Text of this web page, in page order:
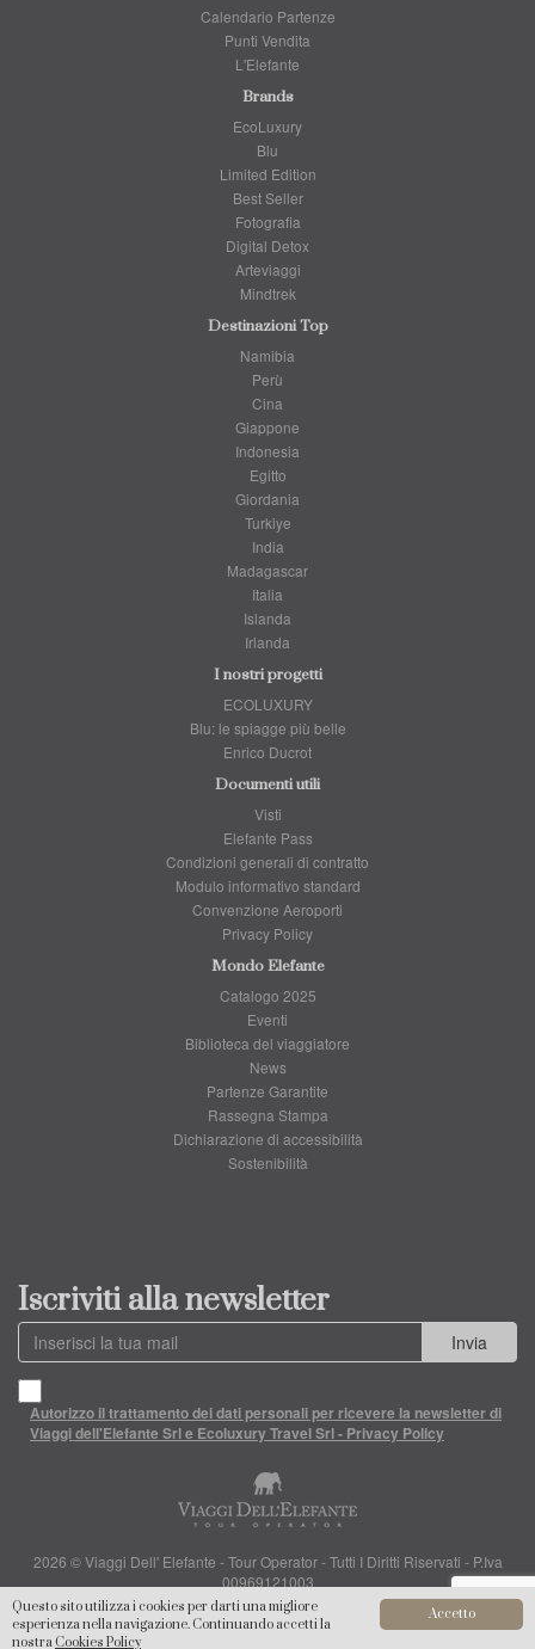
Accetto
Questo sito utilizza i cookies per darti una migliore
esperienza nella navigazione. Continuando accetti la
nostraCookies Policy
Calendario Partenze
Punti Vendita
L'Elefante
Brands
EcoLuxury
Blu
Limited Edition
Best Seller
Fotografia
Digital Detox
Arteviaggi
Mindtrek
Destinazioni Top
Namibia
Perù
Cina
Giappone
Indonesia
Egitto
Giordania
Turkiye
India
Madagascar
Italia
Islanda
Irlanda
I nostri progetti
ECOLUXURY
Blu: le spiagge più belle
Enrico Ducrot
Documenti utili
Visti
Elefante Pass
Condizioni generali di contratto
Modulo informativo standard
Convenzione Aeroporti
Privacy Policy
Mondo Elefante
Catalogo 2025
Eventi
Biblioteca del viaggiatore
News
Partenze Garantite
Rassegna Stampa
Dichiarazione di accessibilità
Sostenibilità
Iscriviti alla newsletter
Invia
Autorizzo il trattamento dei dati personali per ricevere la newsletter di
Viaggi dell'Elefante Srl e Ecoluxury Travel Srl - Privacy Policy
2026 © Viaggi Dell' Elefante - Tour Operator - Tutti I Diritti Riservati - P.Iva
00969121003